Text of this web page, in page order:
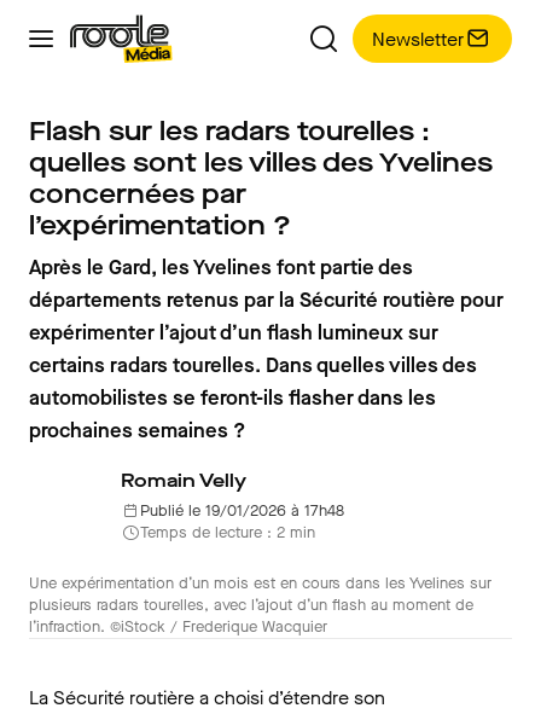
Newsletter
Flash sur les radars tourelles :
quelles sont les villes des Yvelines
concernées par
l’expérimentation ?
Après le Gard, les Yvelines font partie des
départements retenus par la Sécurité routière pour
expérimenter l’ajout d’un flash lumineux sur
certains radars tourelles. Dans quelles villes des
automobilistes se feront-ils flasher dans les
prochaines semaines ?
Romain Velly
Publié le 19/01/2026 à 17h48
Temps de lecture : 2 min
Une expérimentation d’un mois est en cours dans les Yvelines sur
plusieurs radars tourelles, avec l’ajout d’un flash au moment de
l’infraction. ©iStock / Frederique Wacquier
La Sécurité routière a choisi d’étendre son